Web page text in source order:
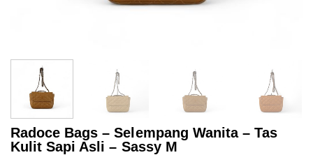
Radoce Bags – Selempang Wanita – Tas
Kulit Sapi Asli – Sassy M